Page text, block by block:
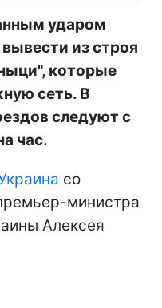
ударом
из строя
которые
сеть. В
следуют с
час.
со
министра
Алексея